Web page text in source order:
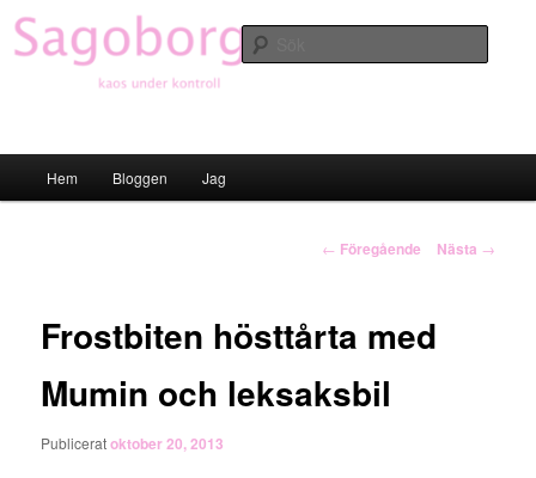
Hoppa
till
primärt
Hem Bloggen Jag
Inläggsnavigering
← Föregående Nästa →
Frostbiten hösttårta med
Mumin och leksaksbil
Publiceratoktober 20, 2013